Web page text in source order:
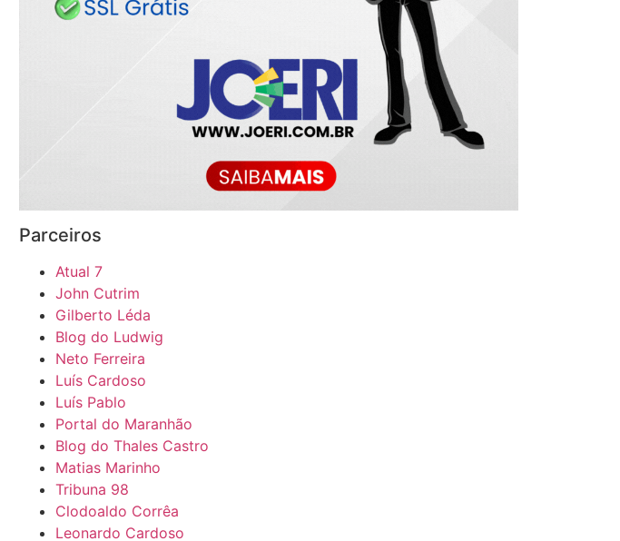
Parceiros
Atual 7
John Cutrim
Gilberto Léda
Blog do Ludwig
Neto Ferreira
Luís Cardoso
Luís Pablo
Portal do Maranhão
Blog do Thales Castro
Matias Marinho
Tribuna 98
Clodoaldo Corrêa
Leonardo Cardoso